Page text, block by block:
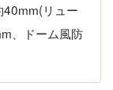
リュー
、ドーム風防